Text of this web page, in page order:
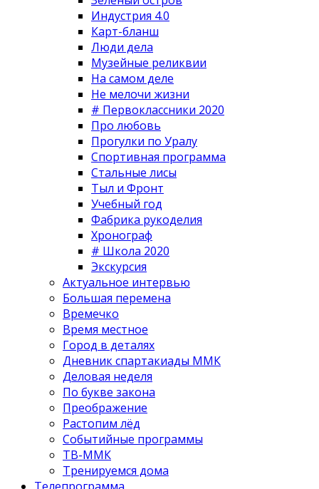
Индустрия 4.0
Карт-бланш
Люди дела
Музейные реликвии
На самом деле
Не мелочи жизни
# Первоклассники 2020
Про любовь
Прогулки по Уралу
Спортивная программа
Стальные лисы
Тыл и Фронт
Учебный год
Фабрика рукоделия
Хронограф
# Школа 2020
Экскурсия
Актуальное интервью
Большая перемена
Времечко
Время местное
Город в деталях
Дневник спартакиады ММК
Деловая неделя
По букве закона
Преображение
Растопим лёд
Событийные программы
ТВ-ММК
Тренируемся дома